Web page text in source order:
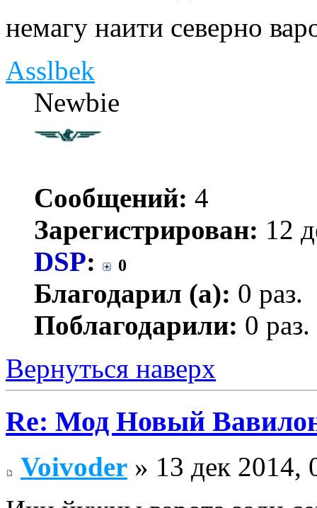
немагу наити северно
Asslbek
Newbie
Сообщений: 4
Зарегистрирован: 12
DSP: 0
Благодарил (а): 0 раз.
Поблагодарили: 0 раз.
Вернуться наверх
Re: Мод Новый
Voivoder » 13 дек 2014,